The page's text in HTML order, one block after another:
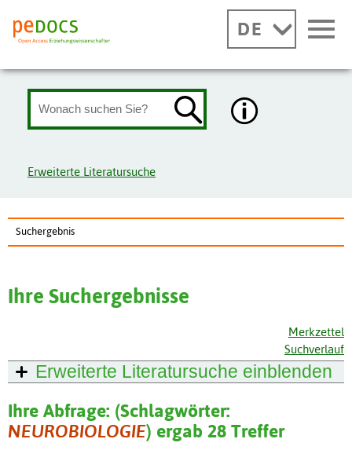
DE
Erweiterte Literatursuche
Suchergebnis
Ihre Suchergebnisse
Merkzettel
Suchverlauf
Erweiterte Literatursuche einblenden
Ihre Abfrage: (Schlagwörter:
NEUROBIOLOGIE) ergab 28 Treffer